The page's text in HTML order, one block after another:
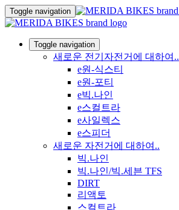
Toggle navigation
Toggle navigation
새로운 전기자전거에 대하여..
e원-식스티
e원-포티
e빅.나인
e스컬트라
e사일렉스
e스피더
새로운 자전거에 대하여..
빅.나인
빅.나인/빅.세븐 TFS
DIRT
리액토
스컬트라